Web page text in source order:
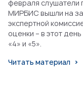
февраля слушатели
МИРБИС вышли на
экспертной
оценки – в этот
«4» и «5».
Читать материал